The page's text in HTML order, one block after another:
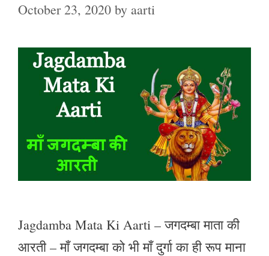
October 23, 2020 by aarti
Jagdamba Mata Ki Aarti – जगदम्बा माता की
आरती – माँ जगदम्बा को भी माँ दुर्गा का ही रूप माना